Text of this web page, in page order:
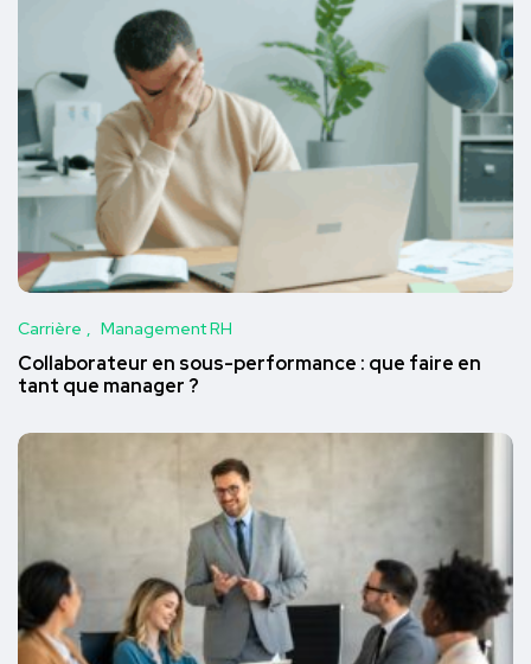
Carrière Management RH
Collaborateur en sous-performance : que faire en
tant que manager ?